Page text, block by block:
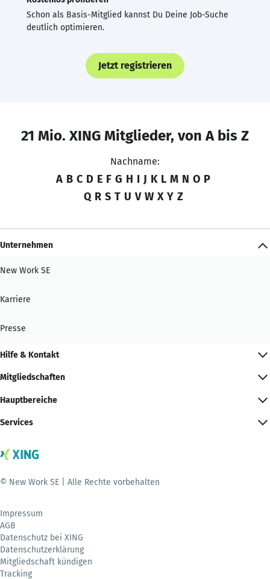
Schon als Basis-Mitglied kannst Du Deine Job-Suche
deutlich optimieren.
Jetzt registrieren
21 Mio. XING Mitglieder, von A bis Z
Nachname:
A B C D E F G H I J K L M N O P
Q R S T U V W X Y Z
Unternehmen
New Work SE
Karriere
Presse
Hilfe & Kontakt
Mitgliedschaften
Hauptbereiche
Services
© New Work SE | Alle Rechte vorbehalten
Impressum
AGB
Datenschutz bei XING
Datenschutzerklärung
Mitgliedschaft kündigen
Tracking